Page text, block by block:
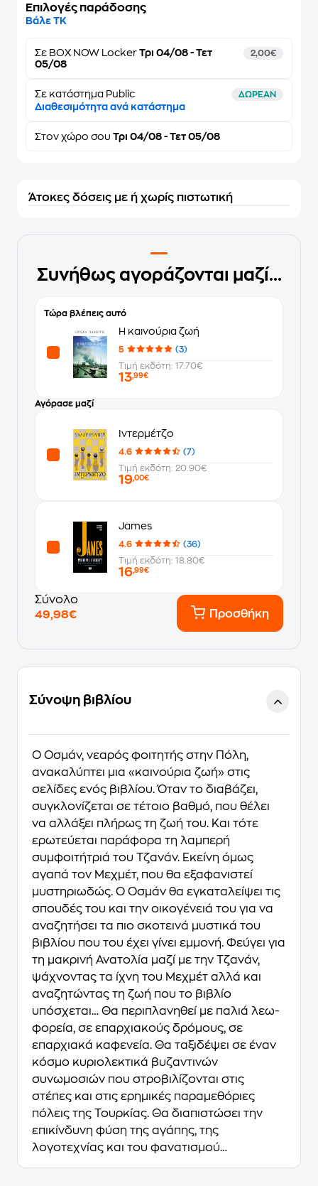
Επιλογές παράδοσης
Βάλε ΤΚ
Σε BOX NOW Locker Τρι 04/08 - Τετ
05/08
2,00€
Σε κατάστημα Public ΔΩΡΕΑΝ
Διαθεσιμότητα ανά κατάστημα
Στον χώρο σου Τρι 04/08 - Τετ 05/08
Άτοκες δόσεις με ή χωρίς πιστωτική
Συνήθως αγοράζονται μαζί...
Τώρα βλέπεις αυτό
Η καινούρια ζωή
5
(3)
Τιμή εκδότη: 17.70€
13,99€
Αγόρασε μαζί
Ιντερμέτζο
4.6
(7)
Τιμή εκδότη: 20.90€
19,00€
James
4.6
(36)
Τιμή εκδότη: 18.80€
16,99€
Σύνολο
49,98€
Προσθήκη
Σύνοψη βιβλίου
Ο Οσµάν, νεαρός φοιτητής στην Πόλη,
ανακαλύπτει µια «καινούρια ζωή» στις
σελίδες ενός βιβλίου. Όταν το διαβάζει,
συγκλονίζεται σε τέτοιο βαθµό, που θέλει
να αλλάξει πλήρως τη ζωή του. Και τότε
ερωτεύεται παράφορα τη λαµπερή
συµφοιτήτριά του Τζανάν. Εκείνη όµως
αγαπά τον Μεχµέτ, που θα εξαφανιστεί
µυστηριωδώς. Ο Οσµάν θα εγκαταλείψει τις
σπουδές του και την οικογένειά του για να
αναζητήσει τα πιο σκοτεινά µυστικά του
βιβλίου που του έχει γίνει εµµονή. Φεύγει για
τη µακρινή Ανατολία µαζί µε την Τζανάν,
ψάχνοντας τα ίχνη του Μεχµέτ αλλά και
αναζητώντας τη ζωή που το βιβλίο
υπόσχεται… Θα περιπλανηθεί µε παλιά λεω-
φορεία, σε επαρχιακούς δρόµους, σε
επαρχιακά καφενεία. Θα ταξιδέψει σε έναν
κόσµο κυριολεκτικά βυζαντινών
συνωµοσιών που στροβιλίζονται στις
στέπες και στις ερηµικές παραµεθόριες
πόλεις της Τουρκίας. Θα διαπιστώσει την
επικίνδυνη φύση της αγάπης, της
λογοτεχνίας και του φανατισµού…